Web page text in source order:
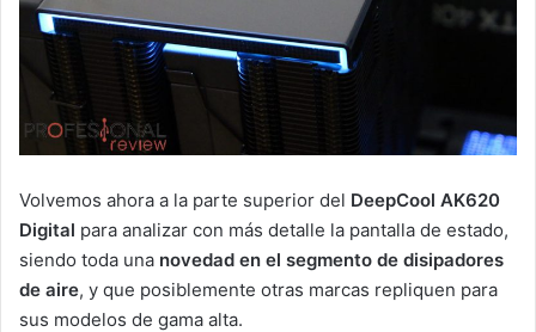
Volvemos ahora a la parte superior del DeepCool AK620
Digital para analizar con más detalle la pantalla de estado,
siendo toda una novedad en el segmento de disipadores
de aire, y que posiblemente otras marcas repliquen para
sus modelos de gama alta.